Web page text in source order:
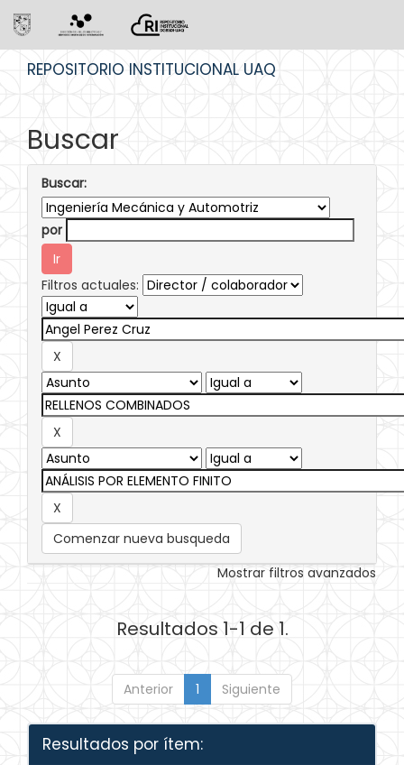
REPOSITORIO INSTITUCIONAL UAQ
Buscar
Buscar:
por
Filtros actuales:
Comenzar nueva busqueda
Mostrar filtros avanzados
Resultados 1-1 de 1.
Anterior 1 Siguiente
Resultados por ítem: